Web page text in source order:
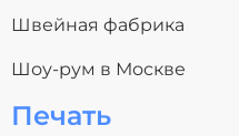
Швейная фабрика
Шоу-рум в Москве
Печать